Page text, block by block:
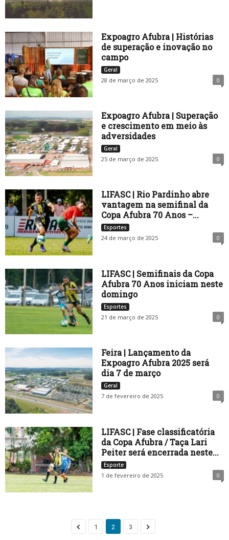
Expoagro Afubra | Histórias
de superação e inovação no
campo
Geral
28 de março de 2025 0
Expoagro Afubra | Superação
e crescimento em meio às
adversidades
Geral
25 de março de 2025 0
LIFASC | Rio Pardinho abre
vantagem na semifinal da
Copa Afubra 70 Anos –...
Esportes
24 de março de 2025 0
LIFASC | Semifinais da Copa
Afubra 70 Anos iniciam neste
domingo
Esportes
21 de março de 2025 0
Feira | Lançamento da
Expoagro Afubra 2025 será
dia 7 de março
Geral
7 de fevereiro de 2025 0
LIFASC | Fase classificatória
da Copa Afubra / Taça Lari
Peiter será encerrada neste...
Esporte
1 de fevereiro de 2025 0
1 2 3